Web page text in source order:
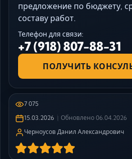
предложение по бюджету,
составу работ.
Телефон для связи:
+7 (918) 807-88-31
ПОЛУЧИТЬ
7 075
15.03.2026
Обновлено 06.04.2026
Черноусов Данил Александрович